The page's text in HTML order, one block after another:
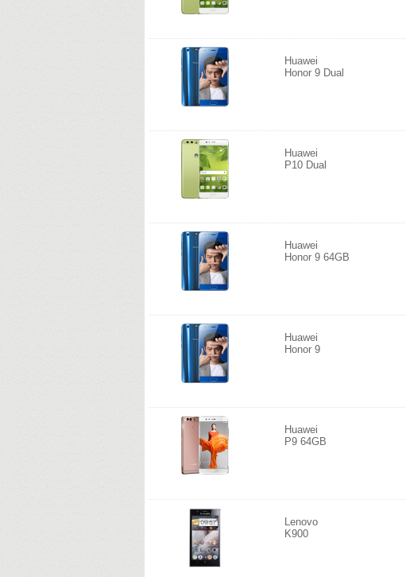
Huawei
Honor 9 Dual
Huawei
P10 Dual
Huawei
Honor 9 64GB
Huawei
Honor 9
Huawei
P9 64GB
Lenovo
K900